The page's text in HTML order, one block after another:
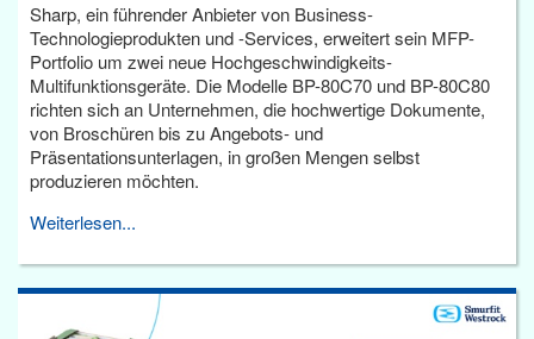
Sharp, ein führender Anbieter von Business-
Technologieprodukten und -Services, erweitert sein MFP-
Portfolio um zwei neue Hochgeschwindigkeits-
Multifunktionsgeräte. Die Modelle BP-80C70 und BP-80C80
richten sich an Unternehmen, die hochwertige Dokumente,
von Broschüren bis zu Angebots- und
Präsentationsunterlagen, in großen Mengen selbst
produzieren möchten.
Weiterlesen...